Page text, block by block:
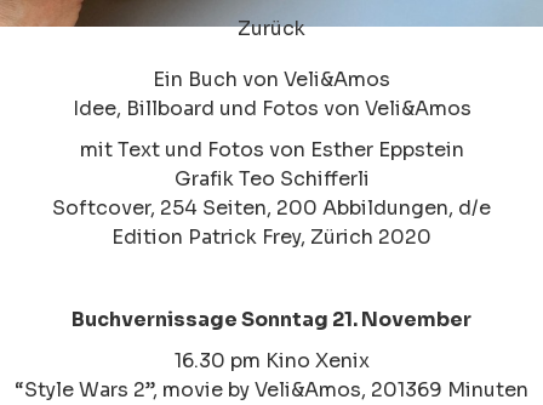
Zurück
Ein Buch von Veli&Amos
Idee, Billboard und Fotos von Veli&Amos
mit Text und Fotos von Esther Eppstein
Grafik Teo Schifferli
Softcover, 254 Seiten, 200 Abbildungen, d/e
Edition Patrick Frey, Zürich 2020
Buchvernissage Sonntag 21. November
16.30 pm Kino Xenix
“Style Wars 2”, movie by Veli&Amos, 201369 Minuten